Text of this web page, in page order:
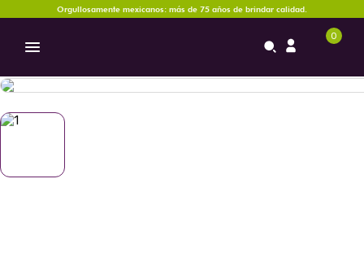
Orgullosamente mexicanos: más de 75 años de brindar calidad.
0